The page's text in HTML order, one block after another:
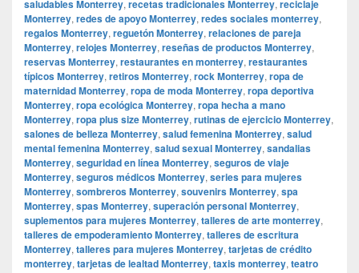
saludables Monterrey, recetas tradicionales Monterrey, reciclaje
Monterrey, redes de apoyo Monterrey, redes sociales monterrey,
regalos Monterrey, reguetón Monterrey, relaciones de pareja
Monterrey, relojes Monterrey, reseñas de productos Monterrey,
reservas Monterrey, restaurantes en monterrey, restaurantes
típicos Monterrey, retiros Monterrey, rock Monterrey, ropa de
maternidad Monterrey, ropa de moda Monterrey, ropa deportiva
Monterrey, ropa ecológica Monterrey, ropa hecha a mano
Monterrey, ropa plus size Monterrey, rutinas de ejercicio Monterrey,
salones de belleza Monterrey, salud femenina Monterrey, salud
mental femenina Monterrey, salud sexual Monterrey, sandalias
Monterrey, seguridad en línea Monterrey, seguros de viaje
Monterrey, seguros médicos Monterrey, series para mujeres
Monterrey, sombreros Monterrey, souvenirs Monterrey, spa
Monterrey, spas Monterrey, superación personal Monterrey,
suplementos para mujeres Monterrey, talleres de arte monterrey,
talleres de empoderamiento Monterrey, talleres de escritura
Monterrey, talleres para mujeres Monterrey, tarjetas de crédito
monterrey, tarjetas de lealtad Monterrey, taxis monterrey, teatro